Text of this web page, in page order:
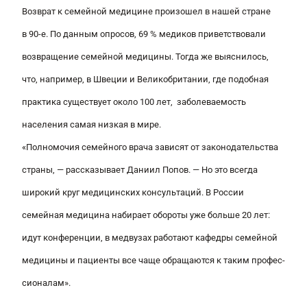
Возврат к семейной медицине произошел в нашей стране
в 90-е. По данным опросов, 69 % медиков приветствовали
возвращение семейной медицины. Тогда же выяснилось,
что, например, в Швеции и Великобритании, где подобная
практика существует около 100 лет, заболеваемость
населения самая низкая в мире.
«Полномочия семейного врача зависят от законодательства
страны, — рассказывает Даниил Попов. — Но это всегда
широкий круг медицинских консультаций. В России
семейная медицина набирает обороты уже больше 20 лет:
идут конференции, в медвузах работают кафедры семейной
медицины и пациенты все чаще обращаются к таким про­фес­
сионалам».